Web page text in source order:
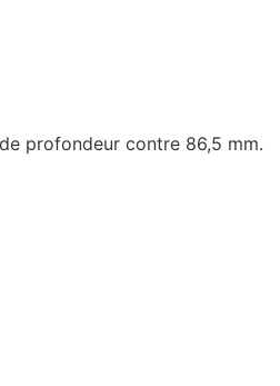
profondeur contre 86,5 mm.